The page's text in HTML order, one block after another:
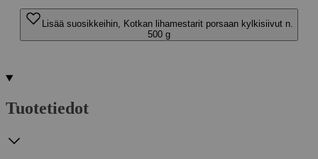
Lisää suosikkeihin, Kotkan lihamestarit porsaan kylkisiivut n.
500 g
Tuotetiedot